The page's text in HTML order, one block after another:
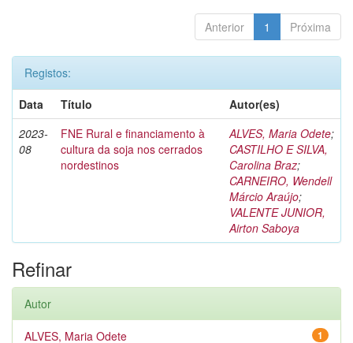
Anterior 1 Próxima
Registos:
Data
Título
Autor(es)
2023-
08
FNE Rural e financiamento à
cultura da soja nos cerrados
nordestinos
ALVES, Maria Odete;
CASTILHO E SILVA,
Carolina Braz;
CARNEIRO, Wendell
Márcio Araújo;
VALENTE JUNIOR,
Airton Saboya
Refinar
Autor
1
ALVES, Maria Odete